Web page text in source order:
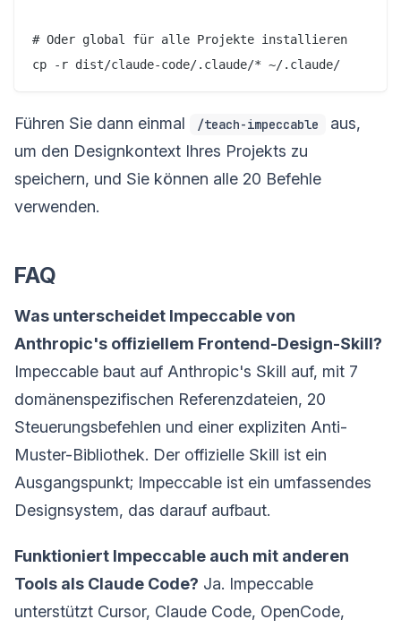
# Oder global für alle Projekte installieren
Führen Sie dann einmal /teach-impeccable
aus,
um den Designkontext Ihres Projekts zu
speichern, und Sie können alle 20 Befehle
verwenden.
FAQ
Was unterscheidet Impeccable von
Anthropic's offiziellem Frontend-Design-Skill?
Impeccable baut auf Anthropic's Skill auf, mit 7
domänenspezifischen Referenzdateien, 20
Steuerungsbefehlen und einer expliziten Anti-
Muster-Bibliothek. Der offizielle Skill ist ein
Ausgangspunkt; Impeccable ist ein umfassendes
Designsystem, das darauf aufbaut.
Funktioniert Impeccable auch mit anderen
Tools als Claude Code? Ja. Impeccable
unterstützt Cursor, Claude Code, OpenCode,